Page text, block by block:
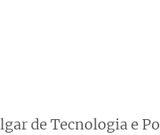
de Tecnologia e